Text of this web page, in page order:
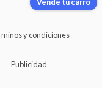
Vende tu carro
y condiciones
Publicidad